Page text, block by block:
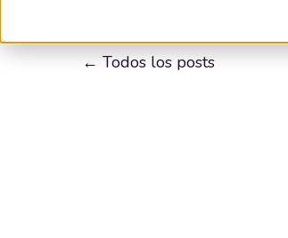
Todos los posts